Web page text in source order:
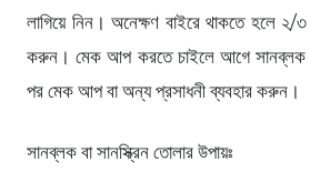
লাগিয়ে নিন। অনেক্ষণ বাইরে থাকতে হলে ২/
করুন। মেক আপ করতে চাইলে আগে সানব্লক
পর মেক আপ বা অন্য প্রসাধনী ব্যবহার করুন।
সানব্লক বা সানস্ক্রিন তোলার উপায়ঃ